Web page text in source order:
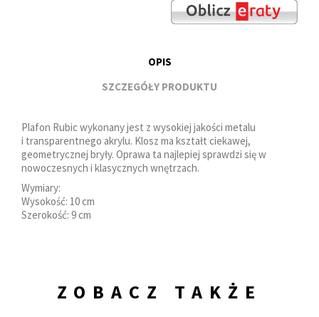
OPIS
SZCZEGÓŁY PRODUKTU
Plafon Rubic wykonany jest z wysokiej jakości metalu
i transparentnego akrylu. Klosz ma kształt ciekawej,
geometrycznej bryły. Oprawa ta najlepiej sprawdzi się w
nowoczesnych i klasycznych wnętrzach.
Wymiary:
Wysokość: 10 cm
Szerokość: 9 cm
ZOBACZ TAKŻE